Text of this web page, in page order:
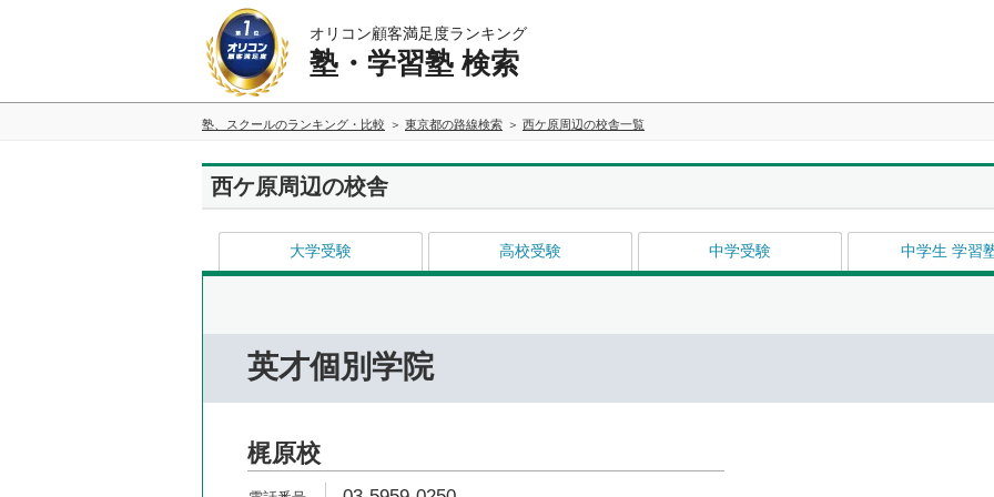
オリコン顧客満足度ランキング
塾・学習塾 検索
塾、スクールのランキング・比較 東京都の路線検索 西ケ原周辺の校舎一覧
西ケ原周辺の校舎
大学受験 高校受験 中学受験 中学生 学習
英才個別学院
梶原校